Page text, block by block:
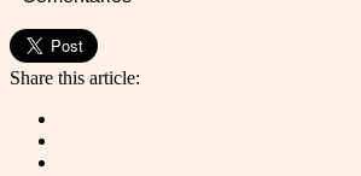
Share this article: